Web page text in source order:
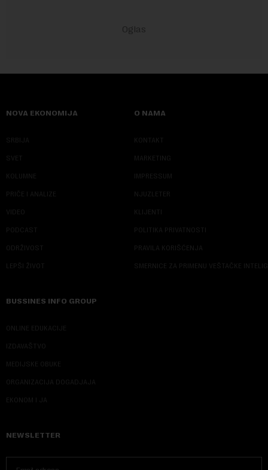
NOVA EKONOMIJA
SRBIJA
SVET
KOLUMNE
PRIČE I ANALIZE
VIDEO
PODCAST
ODRŽIVOST
LEPŠI ŽIVOT
O NAMA
KONTAKT
MARKETING
IMPRESSUM
NJUZLETER
KLIJENTI
POLITIKA PRIVATNOSTI
PRAVILA KORIŠĆENJA
SMERNICE ZA PRIMENU VEŠTAČKE
BUSSINES INFO GROUP
ONLINE EDUKACIJE
IZDAVAŠTVO
MEDIJSKE OBUKE
ORGANIZACIJA DOGADJAJA
EKONOM I JA
NEWSLETTER